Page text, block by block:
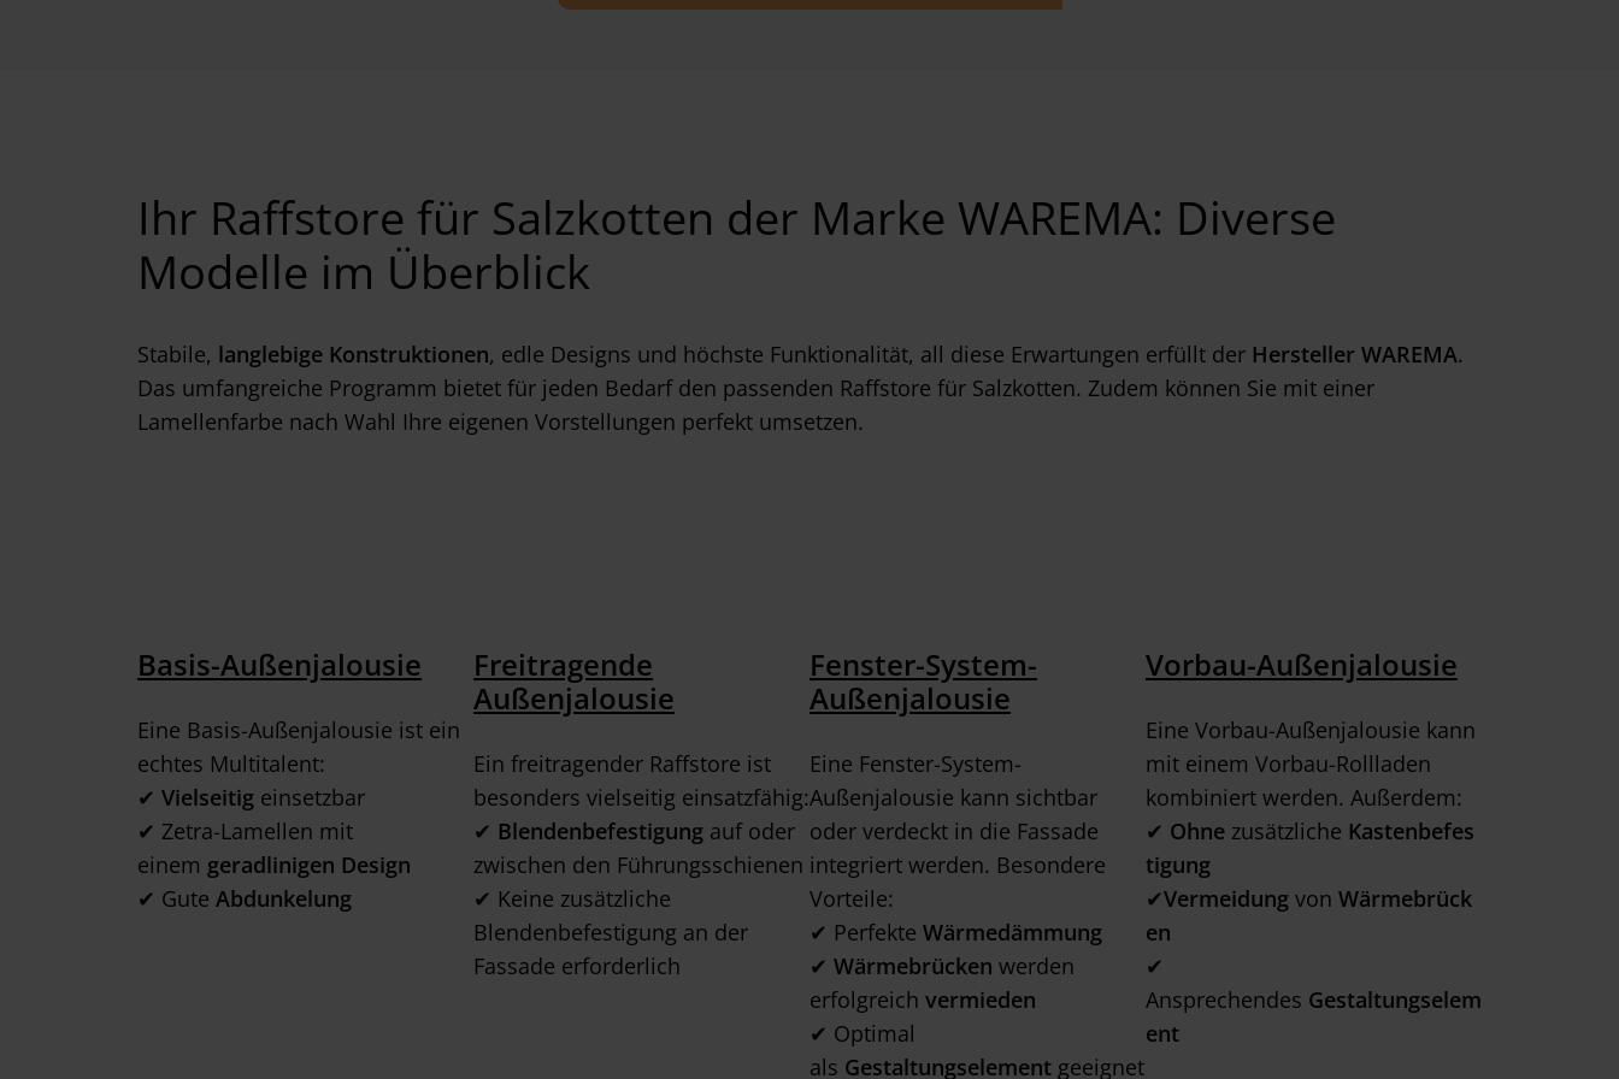
Ihr Raffstore für Salzkotten der Marke WAREMA: Diverse
Modelle im Überblick
Stabile, langlebige Konstruktionen, edle Designs und höchste Funktionalität, all diese Erwartungen erfüllt der Hersteller WAREMA.
Das umfangreiche Programm bietet für jeden Bedarf den passenden Raffstore für Salzkotten. Zudem können Sie mit einer
Lamellenfarbe nach Wahl Ihre eigenen Vorstellungen perfekt umsetzen.
Basis-Außenjalousie
Eine Basis-Außenjalousie ist ein
echtes Multitalent:
✔ Vielseitig einsetzbar
✔ Zetra-Lamellen mit
einem geradlinigen Design
✔ Gute Abdunkelung
Freitragende
Außenjalousie
Ein freitragender Raffstore ist
besonders vielseitig einsatzfähig:
✔ Blendenbefestigung auf oder
zwischen den Führungsschienen
✔ Keine zusätzliche
Blendenbefestigung an der
Fassade erforderlich
Fenster-System-
Außenjalousie
Eine Fenster-System-
Außenjalousie kann sichtbar
oder verdeckt in die Fassade
integriert werden. Besondere
Vorteile:
✔ Perfekte Wärmedämmung
✔ Wärmebrücken werden
erfolgreich vermieden
✔ Optimal
als Gestaltungselement geeignet
Vorbau-Außenjalousie
Eine Vorbau-Außenjalousie kann
mit einem Vorbau-Rollladen
kombiniert werden. Außerdem:
✔ Ohne zusätzliche Kastenbefes
tigung
✔Vermeidung von Wärmebrück
en
✔
Ansprechendes Gestaltungselem
ent